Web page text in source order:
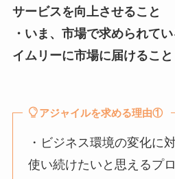
サービスを向上させること
・いま、市場で求められて
イムリーに市場に届けること
アジャイルを求める理由①
・ビジネス環境の変化に
使い続けたいと思えるプ